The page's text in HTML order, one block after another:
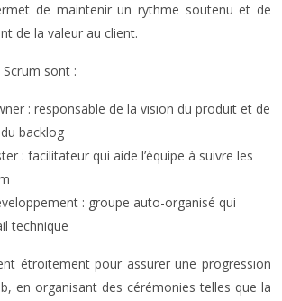
de maintenir un rythme soutenu et de
de la valeur au client.
sont :
: responsable de la vision du produit et de
backlog
: facilitateur qui aide l’équipe à suivre les
: groupe auto-organisé qui
technique
étroitement pour assurer une progression
en organisant des cérémonies telles que la